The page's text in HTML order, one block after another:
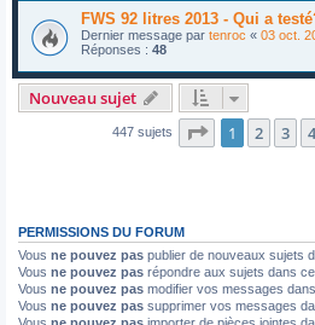
FWS 92 litres 2013 - Qui a
Dernier message par tenroc « 03 oct.
Réponses : 48
Nouveau sujet
447 sujets Page 1sur18
1 2 3 4
PERMISSIONS DU FORUM
Vous ne pouvez pas publier de nouveaux sujets
Vous ne pouvez pas répondre aux sujets dans
Vous ne pouvez pas modifier vos messages
Vous ne pouvez pas supprimer vos messages